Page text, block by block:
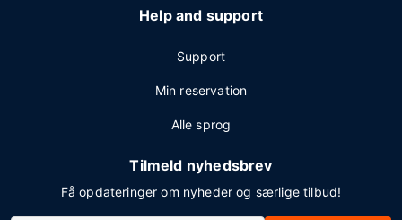
Help and support
Support
Min reservation
Alle sprog
Tilmeld nyhedsbrev
Få opdateringer om nyheder og særlige tilbud!